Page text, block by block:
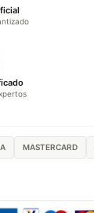
MASTERCARD